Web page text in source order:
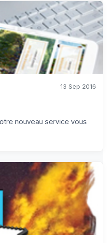
13 Sep 2016
nouveau service vous